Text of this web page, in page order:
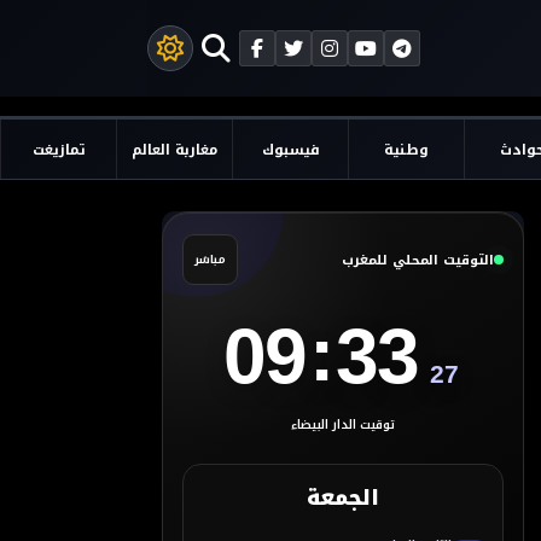
وطنية فيسبوك مغاربة العالم تمازيغت
التوقيت المحلي للمغرب مباشر
09:33 28
توقيت الدار البيضاء
الجمعة